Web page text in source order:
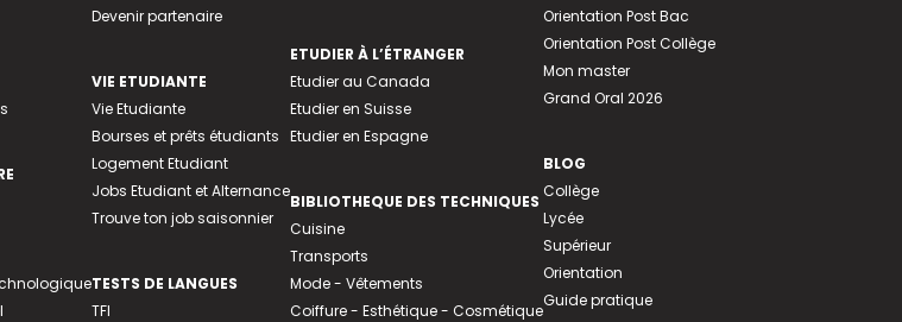
Devenir partenaire
VIE ETUDIANTE
Vie Etudiante
Bourses et prêts étudiants
Logement Etudiant
Jobs Etudiant et Alternance
Trouve ton job saisonnier
TESTS DE LANGUES
TFI
ETUDIER À L’ÉTRANGER
Etudier au Canada
Etudier en Suisse
Etudier en Espagne
BIBLIOTHEQUE DES TECHNIQUES
Cuisine
Transports
Mode - Vêtements
Coiffure - Esthétique - Cosmétique
Orientation Post Bac
Orientation Post Collège
Mon master
Grand Oral 2026
BLOG
Collège
Lycée
Supérieur
Orientation
Guide pratique